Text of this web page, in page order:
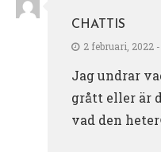
CHATTIS
2 februari, 2022 -
Jag undrar
grått eller är
vad den